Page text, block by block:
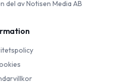
del av Notisen Media AB